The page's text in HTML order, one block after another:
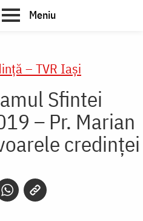
Meniu
– TVR Iași
Sfintei
– Pr. Marian
credinței